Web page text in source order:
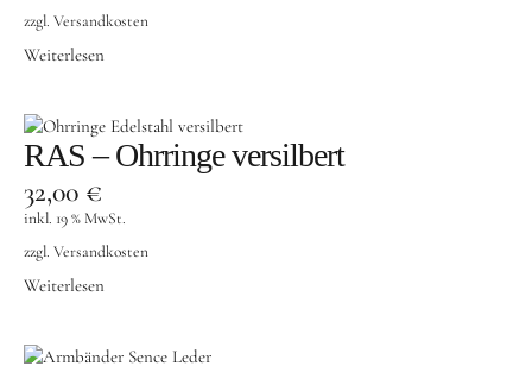
zzgl. Versandkosten
Weiterlesen
RAS – Ohrringe versilbert
32,00 €
inkl. 19 % MwSt.
zzgl. Versandkosten
Weiterlesen